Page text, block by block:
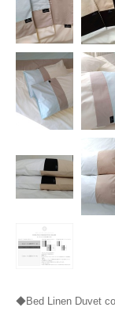
◆Bed Linen Duvet